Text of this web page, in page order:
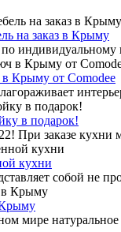
на заказ в Крыму
Крыму от Comodee
в подарок!
При заказе кухни
кухни
собой не
Крыму
натуральное